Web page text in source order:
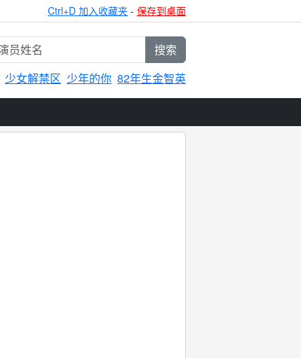
Ctrl+D 加入收藏夹 - 保存到桌面
搜索
少女解禁区 少年的你 82年生金智英